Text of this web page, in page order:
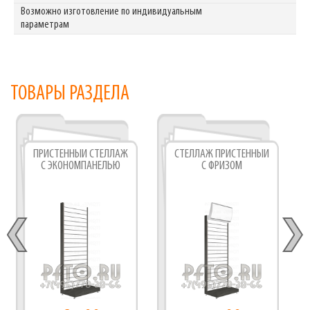
Возможно изготовление по индивидуальным
параметрам
ТОВАРЫ РАЗДЕЛА
ПРИСТЕННЫЙ СТЕЛЛАЖ
С ЭКОНОМПАНЕЛЬЮ
СТЕЛЛАЖ ПРИСТЕННЫЙ
С ФРИЗОМ